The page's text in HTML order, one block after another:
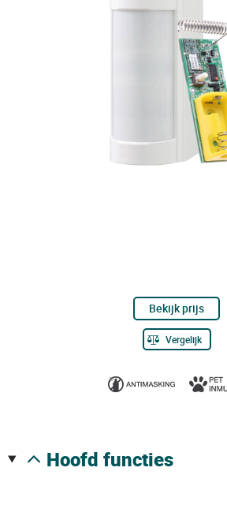
Bekijk prijs
Vergelijk
hoofd functies